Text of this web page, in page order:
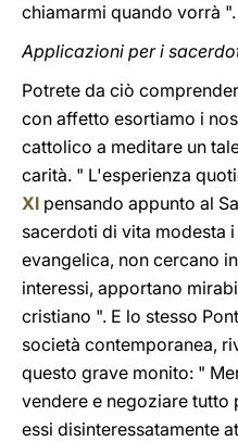
chiamarmi quando vorrà ".
Applicazioni per i
Potrete da ciò
con affetto esortiamo i
cattolico a meditare un
carità. " L'esperienza
XI pensando appunto al
sacerdoti di vita modesta
evangelica, non cercano
interessi, apportano
cristiano ". E lo stesso
società contemporanea,
questo grave monito: "
vendere e negoziare tutto
essi disinteressatamente